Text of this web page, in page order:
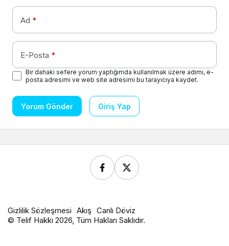
Ad *
E-Posta *
Bir dahaki sefere yorum yaptığımda kullanılmak üzere adımı, e-
posta adresimi ve web site adresimi bu tarayıcıya kaydet.
Yorum Gönder Giriş Yap
Gizlilik Sözleşmesi Akış Canlı Döviz
© Telif Hakkı 2026, Tüm Hakları Saklıdır.